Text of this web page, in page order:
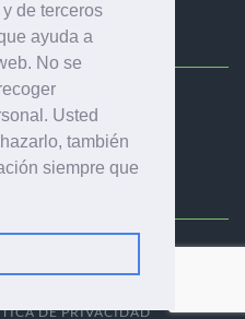
de terceros
ayuda a
No se
Usted
también
siempre que
(España)
GRÁFICA - TODOS LOS
DE PRIVACIDAD